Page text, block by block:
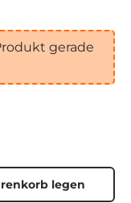
gerade
legen